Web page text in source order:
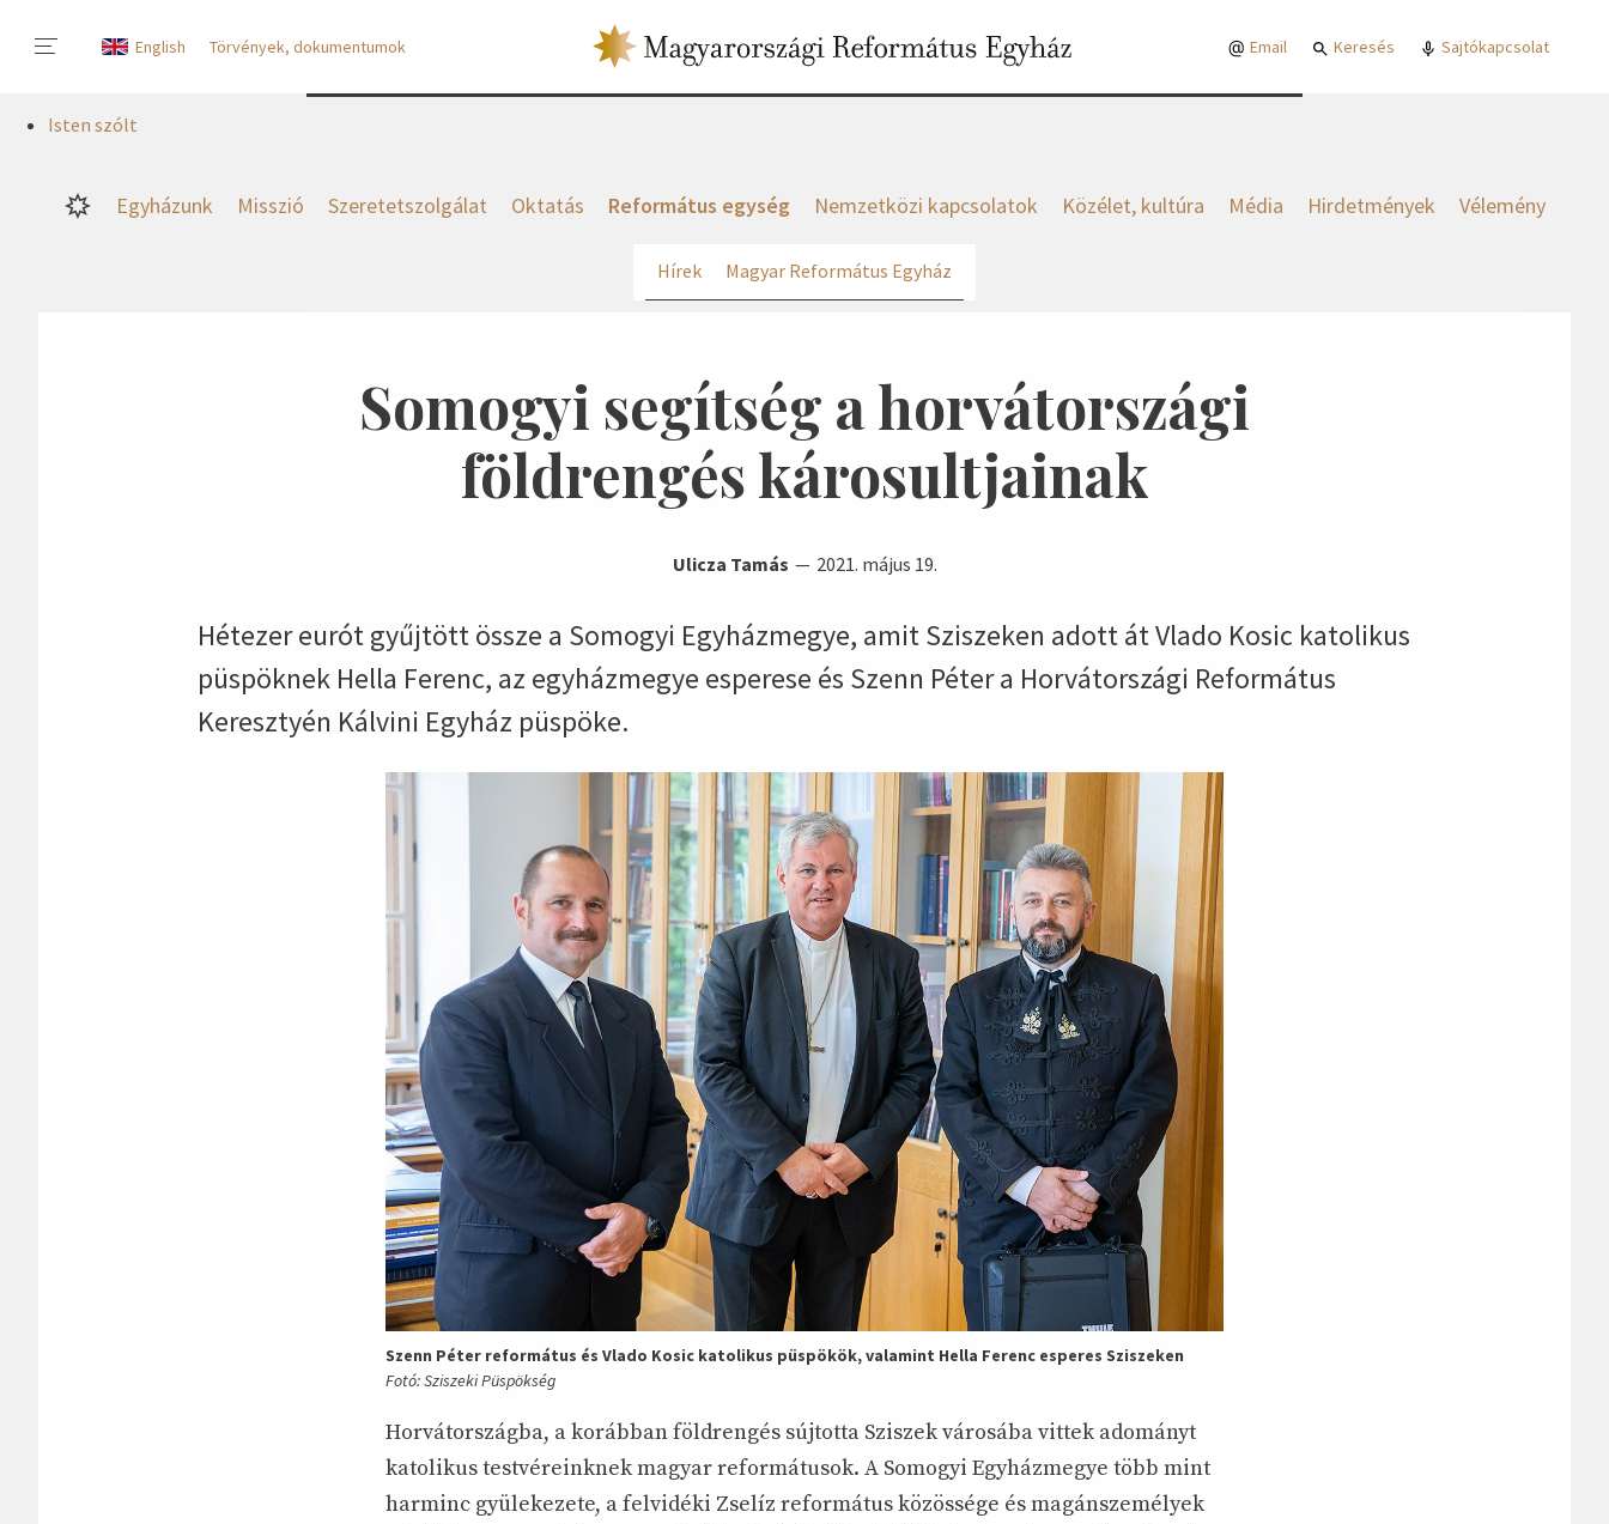
English Törvények, dokumentumok Email Keresés Sajtókapcsolat
Isten szólt
Egyházunk Misszió Szeretetszolgálat Oktatás Református egység Nemzetközi kapcsolatok Közélet, kultúra Média Hirdetmények Vélemény
Hírek Magyar Református Egyház
Somogyi segítség a horvátországi
földrengés károsultjainak
Ulicza Tamás 2021. május 19.
Hétezer eurót gyűjtött össze a Somogyi Egyházmegye, amit Sziszeken adott át Vlado Kosic katolikus
püspöknek Hella Ferenc, az egyházmegye esperese és Szenn Péter a Horvátországi Református
Keresztyén Kálvini Egyház püspöke.
Szenn Péter református és Vlado Kosic katolikus püspökök, valamint Hella Ferenc esperes Sziszeken
Fotó: Sziszeki Püspökség
Horvátországba, a korábban földrengés sújtotta Sziszek városába vittek adományt
katolikus testvéreinknek magyar reformátusok. A Somogyi Egyházmegye több mint
harminc gyülekezete, a felvidéki Zselíz református közössége és magánszemélyek